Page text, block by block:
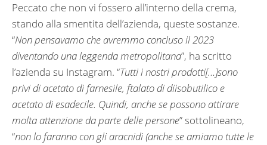
Peccato che non vi fossero all’interno della crema,
stando alla smentita dell’azienda, queste sostanze.
“Non pensavamo che avremmo concluso il 2023
diventando una leggenda metropolitana”, ha scritto
l’azienda su Instagram. “Tutti i nostri prodotti[…]sono
privi di acetato di farnesile, ftalato di diisobutilico e
acetato di esadecile. Quindi, anche se possono attirare
molta attenzione da parte delle persone” sottolineano,
“non lo faranno con gli aracnidi (anche se amiamo tutte le